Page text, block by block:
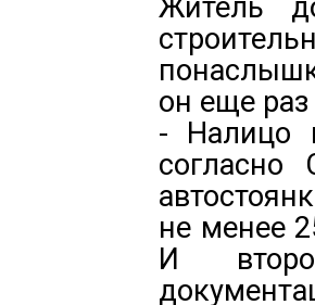
Житель
он еще
- Налицо
согласно
не менее
И